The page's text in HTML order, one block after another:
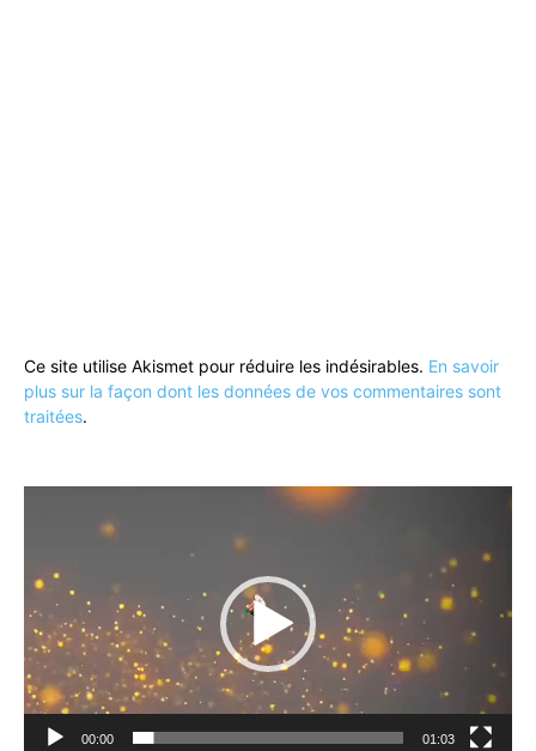
Ce site utilise Akismet pour réduire les indésirables. En savoir
plus sur la façon dont les données de vos commentaires sont
traitées.
00:00 01:03